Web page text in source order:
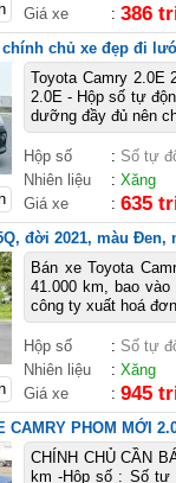
Giá xe
: 386
chính chủ xe đẹp đi
Toyota Camry 2.0E
2.0E - Hộp số tự
dưỡng đầy đủ nên
Hộp số : Số tự
Nhiên liệu
: Xăng
Giá xe
: 635
đời 2021, màu Đen,
Bán xe Toyota
41.000 km, bao
công ty xuất hoá
Hộp số : Số tự
Nhiên liệu
: Xăng
Giá xe
: 945
CAMRY PHOM MỚI
CHÍNH CHỦ CẦN
km -Hộp số : Số tự